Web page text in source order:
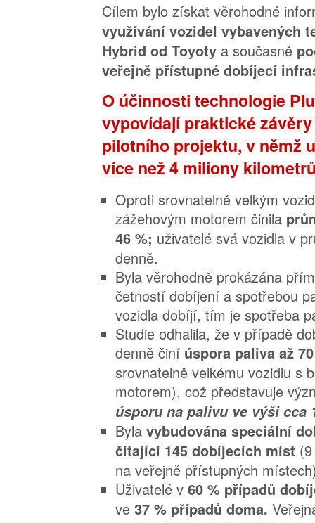
Cílem bylo získat věrohodné
využívání vozidel vybavených
Hybrid od Toyoty a současně
veřejně přístupné dobíjecí
O účinnosti technologie
vypovídají praktické
pilotního projektu, v němž
více než 4 miliony
Oproti srovnatelně velkým
zážehovým motorem činila
46 %; uživatelé svá vozidla v
denně.
Byla věrohodně prokázána
četností dobíjení a spotřebou
vozidla dobíjí, tím je spotřeba
Studie odhalila, že v případě
denně činí úspora paliva až
srovnatelně velkému vozidlu s
motorem), což představuje
úsporu na palivu ve výši cca
Bylavybudována speciální
čítající 145 dobíjecích míst
na veřejně přístupných
Uživatelé v60 % případů
ve37 % případů doma.